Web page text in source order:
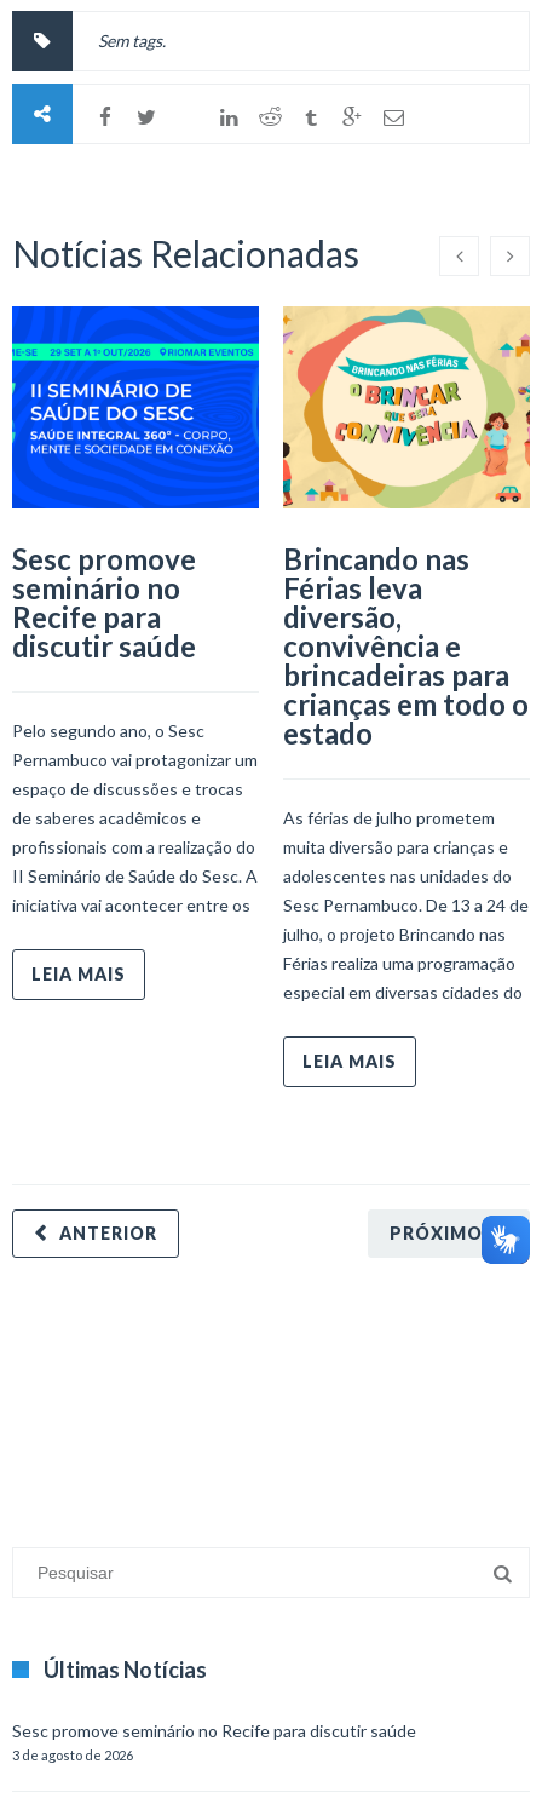
Sem tags.
Notícias Relacionadas
Sesc promove
seminário no
Recife para
discutir saúde
Pelo segundo ano, o Sesc
Pernambuco vai protagonizar um
espaço de discussões e trocas
de saberes acadêmicos e
profissionais com a realização do
II Seminário de Saúde do Sesc. A
iniciativa vai acontecer entre os
LEIA MAIS
Brincando nas
Férias leva
diversão,
convivência e
brincadeiras para
crianças em todo o
estado
As férias de julho prometem
muita diversão para crianças e
adolescentes nas unidades do
Sesc Pernambuco. De 13 a 24 de
julho, o projeto Brincando nas
Férias realiza uma programação
especial em diversas cidades do
LEIA MAIS
PRÓXIMO
ANTERIOR
Últimas Notícias
Sesc promove seminário no Recife para discutir saúde
3 de agosto de 2026